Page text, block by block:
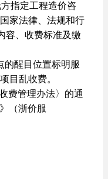
指定工程造价咨
家法律、法规和行
容、收费标准及缴
的醒目位置标明服
目乱收费。
费管理办法〉的通
（浙价服